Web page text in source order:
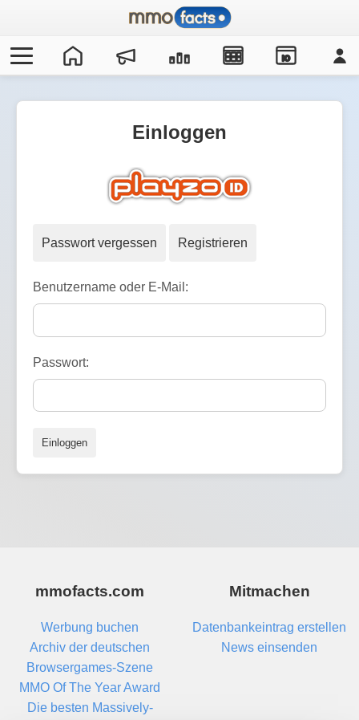
IO
Einloggen
Passwort vergessen Registrieren
Benutzername oder E-Mail:
Passwort:
Einloggen
mmofacts.com
Werbung buchen
Archiv der deutschen
Browsergames-Szene
MMO Of The Year Award
Die besten Massively-
Mitmachen
Datenbankeintrag erstellen
News einsenden